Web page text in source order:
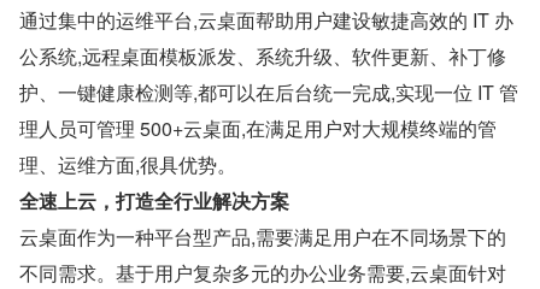
通过集中的运维平台,云桌面帮助用户建设敏捷高效的 IT 办
公系统,远程桌面模板派发、系统升级、软件更新、补丁修
护、一键健康检测等,都可以在后台统一完成,实现一位 IT 管
理人员可管理 500+云桌面,在满足用户对大规模终端的管
理、运维方面,很具优势。
全速上云，打造全行业解决方案
云桌面作为一种平台型产品,需要满足用户在不同场景下的
不同需求。基于用户复杂多元的办公业务需要,云桌面针对